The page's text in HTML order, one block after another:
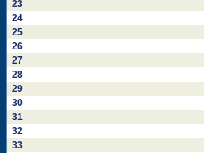
23
24
25
26
27
28
29
30
31
32
33